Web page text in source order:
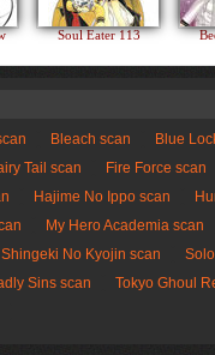
Soul Eater 113
Bleach scan Blue
Tail scan
Fire Force scan
Hajime No Ippo scan
My Hero Academia scan
Shingeki No Kyojin scan
Sins scan
Tokyo Ghoul